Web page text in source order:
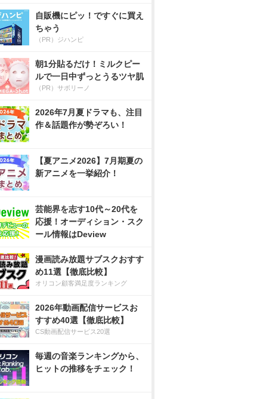
自販機にピッ！ですぐに買え
ちゃう
（PR）ジハンピ
朝1分貼るだけ！ミルクピー
ルで一日中ずっとうるツヤ肌
（PR）サボリーノ
2026年7月夏ドラマも、注目
作＆話題作が勢ぞろい！
【夏アニメ2026】7月期夏の
新アニメを一挙紹介！
芸能界を志す10代～20代を
応援！オーディション・スク
ール情報はDeview
漫画読み放題サブスクおすす
め11選【徹底比較】
オリコン顧客満足度ランキング
2026年動画配信サービスお
すすめ40選【徹底比較】
CS動画配信サービス20選
毎週の音楽ランキングから、
ヒットの推移をチェック！